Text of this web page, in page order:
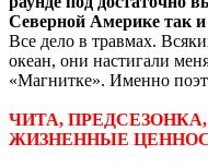
Северной Америке так
Все дело в травмах.
океан, они настигали
«Магнитке». Именно
ЧИТА, ПРЕДСЕЗОНКА,
ЖИЗНЕННЫЕ